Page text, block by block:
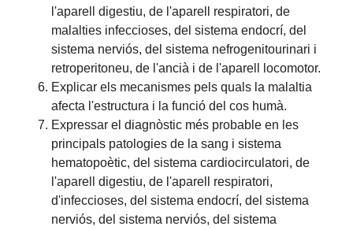
l'aparell digestiu, de l'aparell respiratori, de
malalties infeccioses, del sistema endocrí, del
sistema nerviós, del sistema nefrogenitourinari i
retroperitoneu, de l'ancià i de l'aparell locomotor.
Explicar els mecanismes pels quals la malaltia
afecta l'estructura i la funció del cos humà.
Expressar el diagnòstic més probable en les
principals patologies de la sang i sistema
hematopoètic, del sistema cardiocirculatori, de
l'aparell digestiu, de l'aparell respiratori,
d'infeccioses, del sistema endocrí, del sistema
nerviós, del sistema nerviós, del sistema